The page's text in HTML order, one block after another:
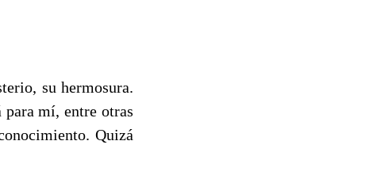
su hermosura.
mí, entre otras
Quizá